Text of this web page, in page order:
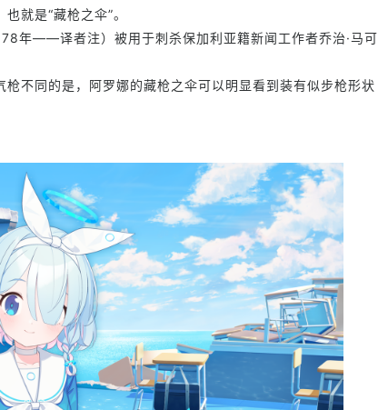
就是“藏枪之伞”。
年——译者注）被用于刺杀保加利亚籍新闻工作者乔治·马可
不同的是，阿罗娜的藏枪之伞可以明显看到装有似步枪形状